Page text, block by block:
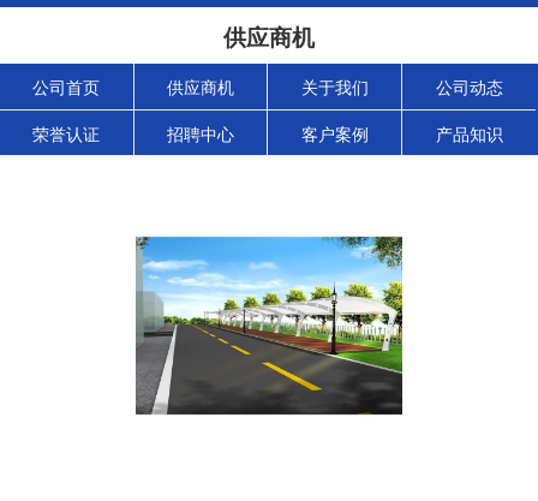
供应商机
公司首页 供应商机 关于我们 公司动态
荣誉认证 招聘中心 客户案例 产品知识